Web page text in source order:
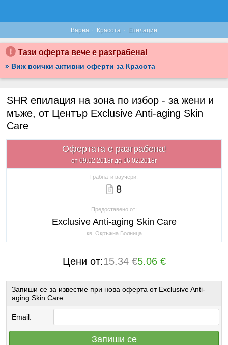
Варна · Красота · Епилации
Тази оферта вече е разграбена!
» Виж всички активни оферти за Красота
SHR епилация на зона по избор - за жени и
мъже, от Център Exclusive Anti-aging Skin
Care
Офертата е разграбена!
от 09.02.2018г до 16.02.2018г
Грабнати ваучери:
8
Предоставено от:
Exclusive Anti-aging Skin Care
кв. Окръжна Болница
Цени от:15.34 €5.06 €
Запиши се за известие при нова оферта от Exclusive Anti-
aging Skin Care
Email:
Запиши се